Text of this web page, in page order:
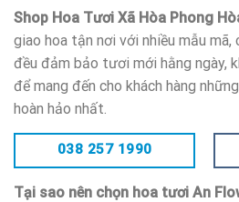
Shop Hoa Tươi Xã Hòa Phong
giao hoa tận nơi với nhiều mẫu mã,
đều đảm bảo tươi mới hằng ngày,
để mang đến cho khách hàng
hoàn hảo nhất.
038 257 1990
Tại sao nên chọn hoa tươi An